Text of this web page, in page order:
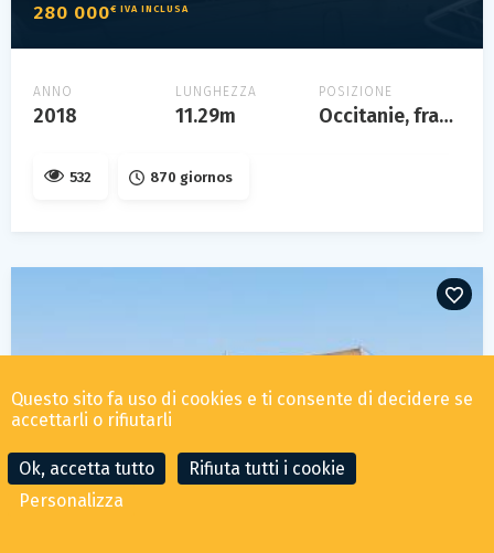
280 000€ IVA INCLUSA
ANNO
2018
LUNGHEZZA
11.29m
POSIZIONE
Occitanie, france
532 870 giornos
Questo sito fa uso di cookies e ti consente di decidere se
accettarli o rifiutarli
Ok, accetta tutto
Rifiuta tutti i cookie
Personalizza